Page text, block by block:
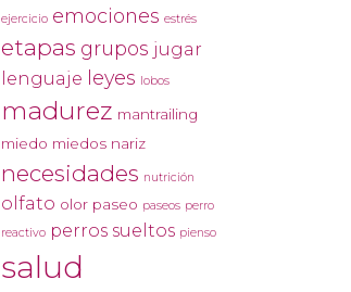
ejercicio emociones estrés
etapas grupos jugar
lenguaje leyes lobos
madurez mantrailing
miedo miedos nariz
necesidades nutrición
olfato olor paseo paseos perro
reactivo perros sueltos pienso
salud